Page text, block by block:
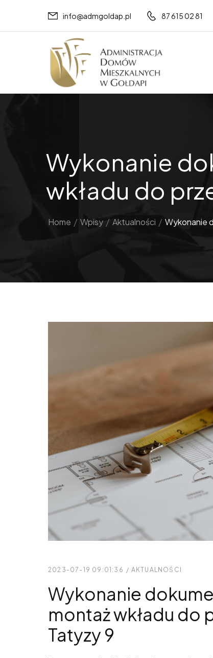
info@admgoldap.pl 87 615 02 81
Wykonanie
wkładu do
Home / Wpisy / Aktualności / Wykonanie
2023-07-19 09:01:36 / AKTUALNOŚCI
Wykonanie
montaż wkładu
Tatyzy 9